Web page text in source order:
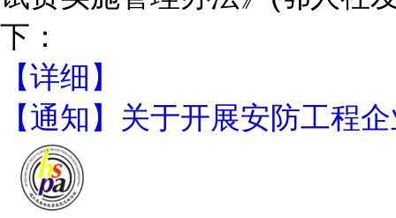
下：
【详细】
【通知】关于开展安防工程